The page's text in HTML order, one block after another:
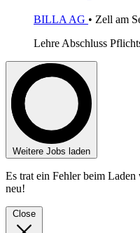
BILLA AG • Zell am
Lehre Abschluss
Weitere Jobs laden
Es trat ein Fehler beim
neu!
Close